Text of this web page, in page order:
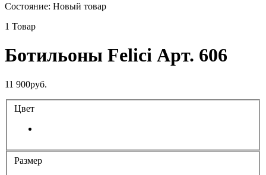
Состояние: Новый товар
1 Товар
Ботильоны Felici Арт. 606
11 900руб.
Цвет
Размер